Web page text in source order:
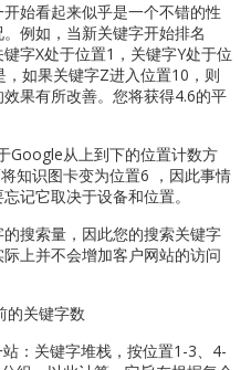
始看起来似乎是一个不错的性
例如，当新关键字开始排名
字X处于位置1，关键字Y处于位
如果关键字Z进入位置10，则
果有所改善。您将获得4.6的平
Google从上到下的位置计数方
知识图卡变为位置6 ，因此事情
记它取决于设备和位置。
搜索量，因此您的搜索关键字
上并不会增加客户网站的访问
的关键字数
：关键字堆栈，按位置1-3、4-